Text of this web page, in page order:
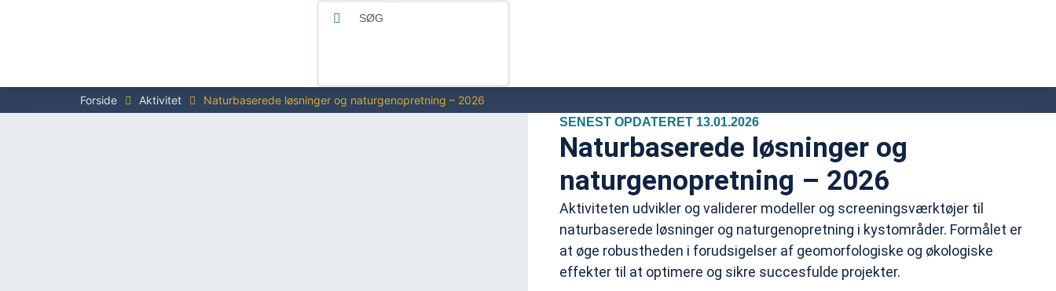
Forside Aktivitet
Naturbaserede løsninger og naturgenopretning – 2026
SENEST OPDATERET 13.01.2026
Naturbaserede løsninger og
naturgenopretning – 2026
Aktiviteten udvikler og validerer modeller og screeningsværktøjer til
naturbaserede løsninger og naturgenopretning i kystområder. Formålet er
at øge robustheden i forudsigelser af geomorfologiske og økologiske
effekter til at optimere og sikre succesfulde projekter.